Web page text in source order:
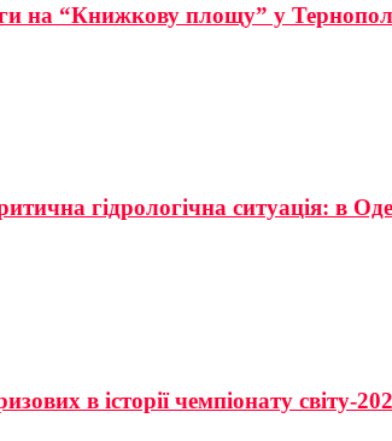
на “Книжкову площу” у
гідрологічна ситуація: в
в історії чемпіонату